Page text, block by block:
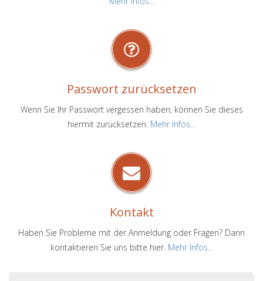
Passwort zurücksetzen
Wenn Sie Ihr Passwort vergessen haben, können Sie dieses
hiermit zurücksetzen. Mehr Infos...
Kontakt
Haben Sie Probleme mit der Anmeldung oder Fragen? Dann
kontaktieren Sie uns bitte hier. Mehr Infos...